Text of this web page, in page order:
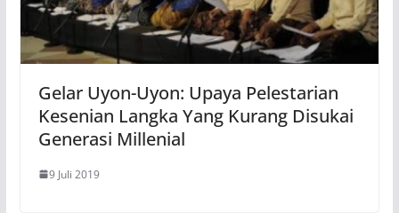
Gelar Uyon-Uyon: Upaya Pelestarian
Kesenian Langka Yang Kurang Disukai
Generasi Millenial
9 Juli 2019